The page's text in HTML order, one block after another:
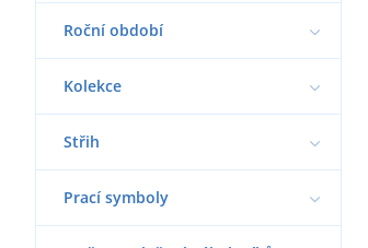
Roční období
Kolekce
Střih
Prací symboly